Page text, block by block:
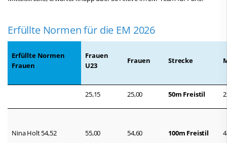
Erfüllte Normen für die EM 2026
Erfüllte Normen
Frauen
Frauen
U23
Frauen Strecke
25,15 25,00 50m Freistil
Nina Holt 54,52 55,00 54,60 100m Freistil